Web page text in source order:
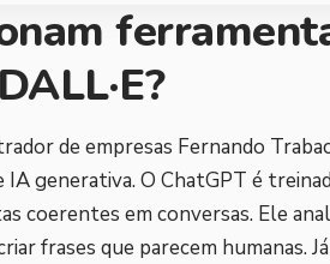
de empresas Fernando
IA generativa. O ChatGPT é
coerentes em conversas. Ele
frases que parecem humanas.